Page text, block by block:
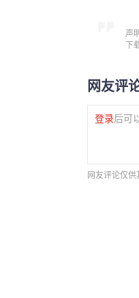
声
下
网友评
登录后可
网友评论仅